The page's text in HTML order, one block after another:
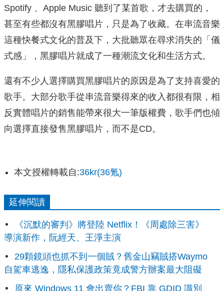
Spotify 、Apple Music 聽到了某首歌，才去購買的，
甚至有些都沒有黑膠唱片，只是為了收藏。在串流音樂
這種快餐式文化的普及下，大批聽眾在尋求消失的「儀
式感」，黑膠唱片就成了一種潮流文化和生活方式。
還有不少人選擇購買黑膠唱片的原因是為了支持喜愛的
歌手。大部分歌手從串流音樂得來的收入都很有限，相
反實體唱片的銷售能帶來很大一筆版權費，歌手們也傾
向選擇直接發售黑膠唱片，而不是CD。
本文授權轉載自:36kr(36氪)
延伸閱讀
《沉默的審判》將登陸 Netflix！《周處除三害》
導演新作，阮經天、王淨主演
29顆鏡頭也抓不到一個賊？舊金山竊賊搭Waymo
自駕車逃逸，隱私保護政策竟成警方辦案最大阻礙
原來 Windows 11 會出賣你？FBI 靠 GDID 識別